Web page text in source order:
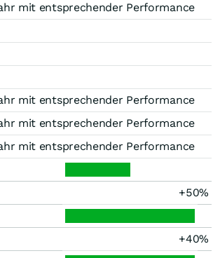
mit entsprechender Performance
mit entsprechender Performance
mit entsprechender Performance
mit entsprechender Performance
+50%
+40%